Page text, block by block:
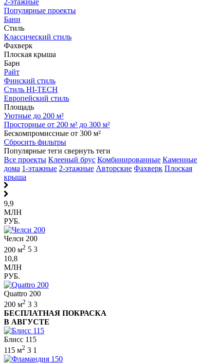
2-этажные
Популярные проекты
Бани
Стиль
Классический стиль
Фахверк
Плоская крыша
Барн
Райт
Финский стиль
Стиль HI-TECH
Европейский стиль
Площадь
Уютные до 200 м²
Просторные от 200 м² до 300 м²
Бескомпромиссные от 300 м²
Сбросить фильтры
Популярные теги свернуть теги
Все проекты Клееный брус Комбинированные Каменные
дома 1-этажные 2-этажные Авторские Фахверк Плоская
крыша
9,9
МЛН
РУБ.
Челси 200
200 м2 5 3
10,8
МЛН
РУБ.
Quattro 200
200 м2 3 3
БЕСПЛАТНАЯ ПОКРАСКА
В АВГУСТЕ
Блисс 115
115 м2 3 1